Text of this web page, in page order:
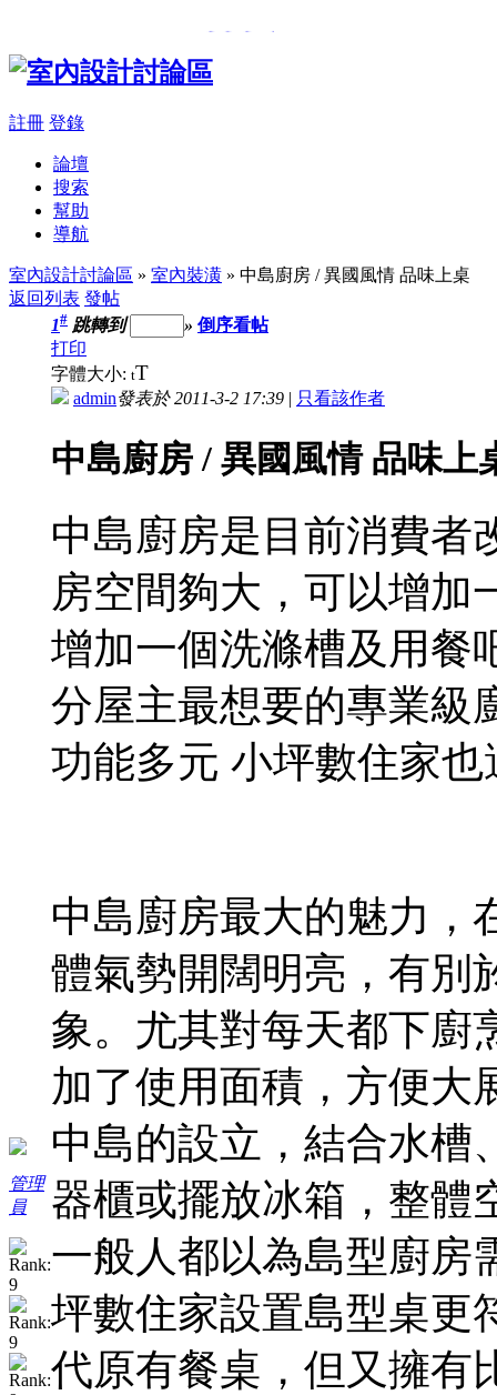
註冊 登錄
論壇
搜索
幫助
導航
室內設計討論區 » 室內裝潢 » 中島廚房 / 異國風情 品味上桌
返回列表 發帖
管理
員
1# 跳轉到 » 倒序看帖
打印
字體大小: tT
admin發表於 2011-3-2 17:39 | 只看該作者
中島廚房 / 異國風情 品味上
中島廚房是目前消費者
房空間夠大，可以增加
增加一個洗滌槽及用餐
分屋主最想要的專業級
功能多元 小坪數住家也
中島廚房最大的魅力，
體氣勢開闊明亮，有別
象。尤其對每天都下廚
加了使用面積，方便大
中島的設立，結合水槽
器櫃或擺放冰箱，整體
一般人都以為島型廚房
坪數住家設置島型桌更
代原有餐桌，但又擁有